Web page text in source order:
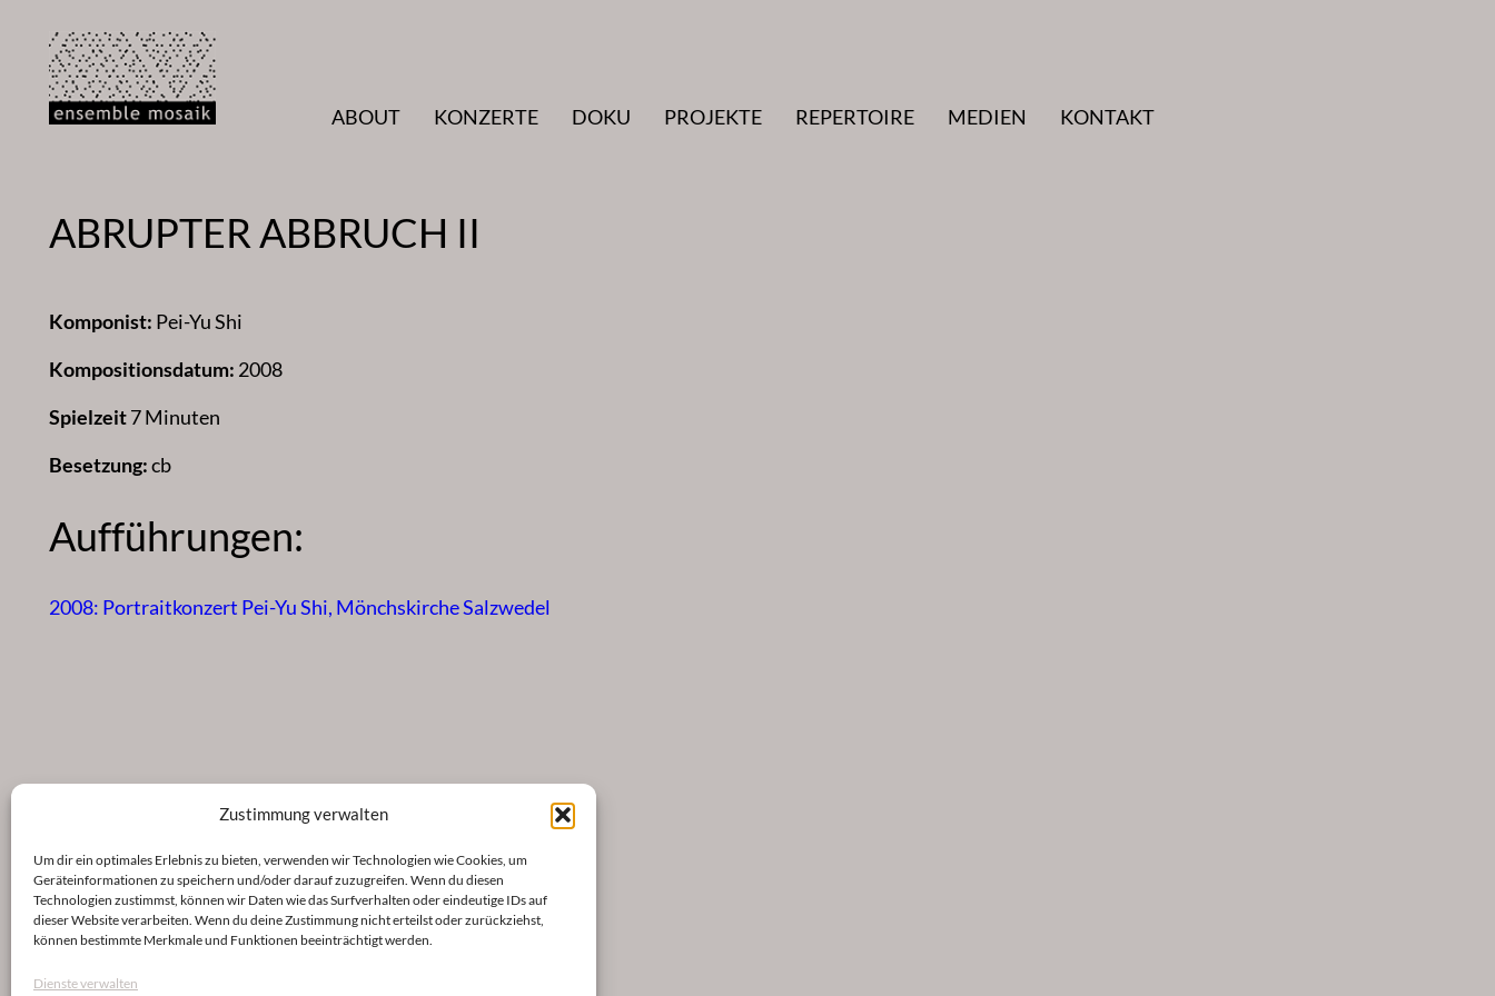
Zustimmung verwalten
Um dir ein optimales Erlebnis zu bieten, verwenden wir Technologien wie Cookies, um
Geräteinformationen zu speichern und/oder darauf zuzugreifen. Wenn du diesen
Technologien zustimmst, können wir Daten wie das Surfverhalten oder eindeutige IDs auf
dieser Website verarbeiten. Wenn du deine Zustimmung nicht erteilst oder zurückziehst,
können bestimmte Merkmale und Funktionen beeinträchtigt werden.
Dienste verwalten
Inhalt
springen
ABOUT
KONZERTE DOKU PROJEKTE REPERTOIRE MEDIEN KONTAKT
ABRUPTER ABBRUCH II
Komponist: Pei-Yu Shi
Kompositionsdatum: 2008
Spielzeit7 Minuten
Besetzung:cb
Aufführungen:
2008: Portraitkonzert Pei-Yu Shi, Mönchskirche Salzwedel